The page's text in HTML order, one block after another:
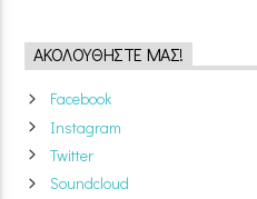
ΑΚΟΛΟΥΘΉΣΤΕ ΜΑΣ!
Facebook
Instagram
Twitter
Soundcloud